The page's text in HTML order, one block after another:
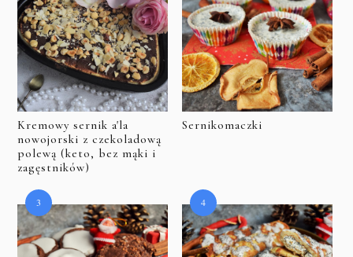
Kremowy sernik a'la
nowojorski z czekoladową
polewą (keto, bez mąki i
zagęstników)
Sernikomaczki